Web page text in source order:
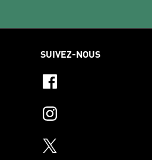
SUIVEZ-NOUS